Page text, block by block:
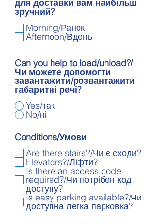
для доставки вам найбільш
зручний?
Morning/Ранок
Afternoon/Вдень
Can you help to load/unload?/
Чи можете допомогти
завантажити/розвантажити
габаритні речі?
Yes/так
No/ні
Conditions/Умови
Are there stairs?/Чи є сходи?
Elevators?/Ліфти?
Is there an access code
required?/Чи потрібен код
доступу?
Is easy parking available?/Чи
доступна легка парковка?